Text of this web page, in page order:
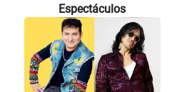
Espectáculos